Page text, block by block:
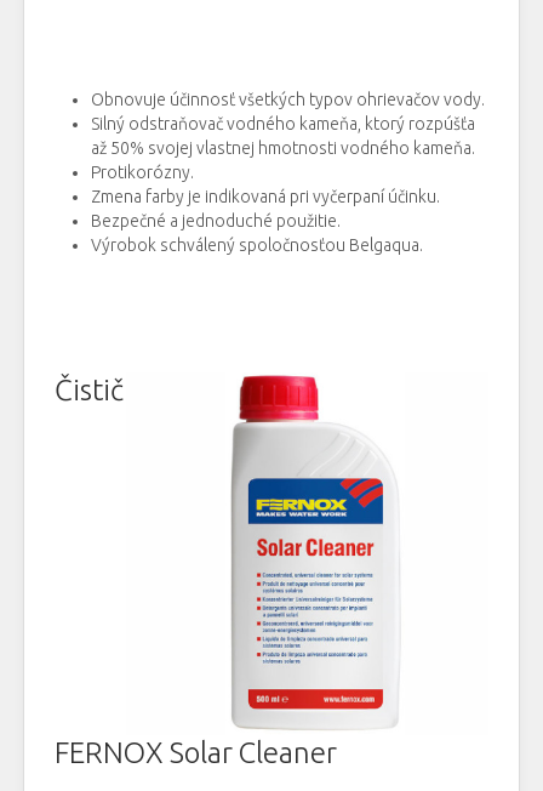
Obnovuje účinnosť všetkých typov ohrievačov vody.
Silný odstraňovač vodného kameňa, ktorý rozpúšťa
až 50% svojej vlastnej hmotnosti vodného kameňa.
Protikorózny.
Zmena farby je indikovaná pri vyčerpaní účinku.
Bezpečné a jednoduché použitie.
Výrobok schválený spoločnosťou Belgaqua.
Čistič
FERNOX Solar Cleaner